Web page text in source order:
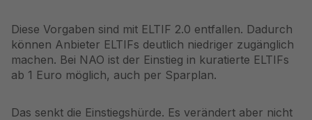
Diese Vorgaben sind mit ELTIF 2.0 entfallen. Dadurch
können Anbieter ELTIFs deutlich niedriger zugänglich
machen. Bei NAO ist der Einstieg in kuratierte ELTIFs
ab 1 Euro möglich, auch per Sparplan.
Das senkt die Einstiegshürde. Es verändert aber nicht